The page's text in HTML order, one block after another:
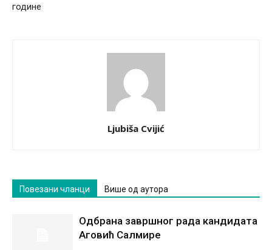
године
Ljubiša Cvijić
Повезани чланци Више од аутора
Одбрана завршног рада кандидата
Аговић Салмире